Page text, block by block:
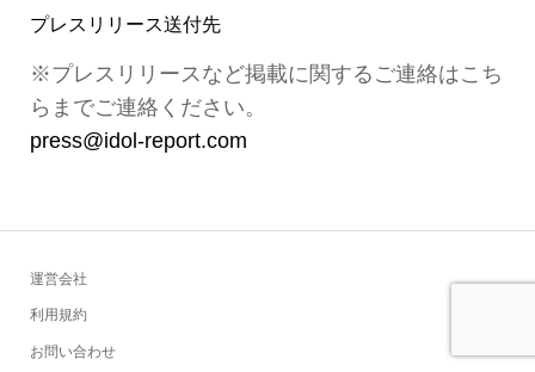
プレスリリース送付先
※プレスリリースなど掲載に関するご連絡はこち
らまでご連絡ください。
press@idol-report.com
運営会社
利用規約
お問い合わせ